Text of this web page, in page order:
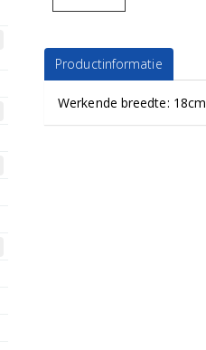
Productinformatie
Werkende breedte: 18cm